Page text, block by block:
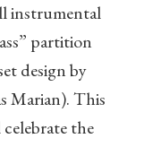
instrumental
partition
design by
Marian). This
the